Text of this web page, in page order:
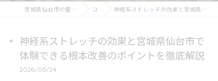
宮城県仙台市の整体ならmedical care OTO 仙台 コラム 神経系ストレッチの効果と宮城県仙台市で体験できる根本改善のポイントを徹底解説
神経系ストレッチの効果と宮城県仙台市で
体験できる根本改善のポイントを徹底解説
2026/05/24